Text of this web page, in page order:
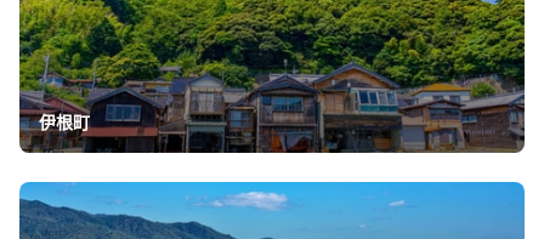
伊根町